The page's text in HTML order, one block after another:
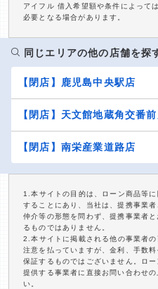
アイフル 借入希望額や条件によって
必要となる場合があります。
同じエリアの他の店舗を探
【閉店】鹿児島中央駅店
【閉店】天文館地蔵角交番
【閉店】南栄産業道路店
1.本サイトの目的は、ローン商品等
することにあり、当社は、提携事業
仲介等の形態を問わず、提携事業者
るものではありません。
2.本サイトに掲載される他の事業者
注意を払っていますが、金利、手数
保証するものではございません。ロ
提供する事業者に直接お問い合わせ
い。